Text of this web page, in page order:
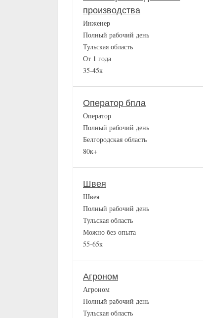
производства
Инженер
Полный рабочий день
Тульская область
От 1 года
35-45к
Оператор бпла
Оператор
Полный рабочий день
Белгородская область
80к+
Швея
Швея
Полный рабочий день
Тульская область
Можно без опыта
55-65к
Агроном
Агроном
Полный рабочий день
Тульская область